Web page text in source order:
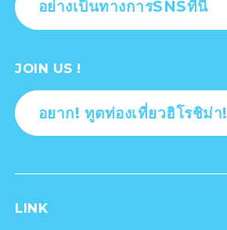
อย่างเป็นทางการSNSที่นี่
JOIN US !
อยาก! ทูตท่องเที่ยวฮิโรชิม่า!
LINK